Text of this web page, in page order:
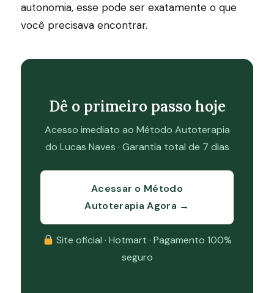
autonomia, esse pode ser exatamente o que
você precisava encontrar.
Dê o primeiro passo hoje
Acesso imediato ao Método Autoterapia
do Lucas Naves · Garantia total de 7 dias
Acessar o Método
Autoterapia Agora →
Site oficial · Hotmart · Pagamento 100%
seguro